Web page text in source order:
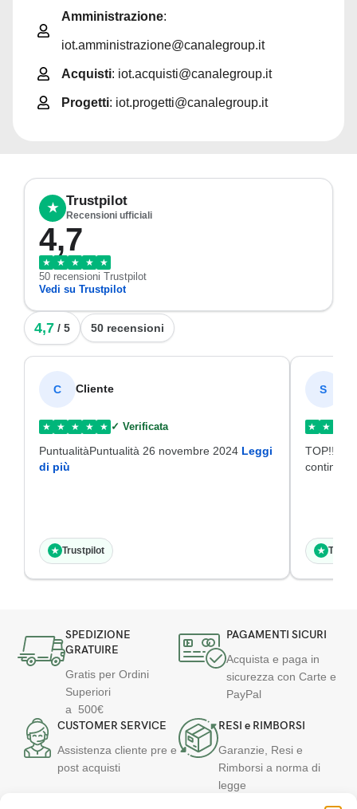
Amministrazione:
iot.amministrazione@canalegroup.it
Acquisti: iot.acquisti@canalegroup.it
Progetti: iot.progetti@canalegroup.it
★ Trustpilot
Recensioni ufficiali
4,7
★ ★ ★ ★ ★
50 recensioni Trustpilot
Vedi su Trustpilot
4,7 / 5 50 recensioni
C Cliente
★ ★ ★ ★ ★ ✓ Verificata
PuntualitàPuntualità 26 novembre 2024 Leggi
di più
★ Trustpilot
S
★ ★
★
SPEDIZIONE
GRATUIRE
Gratis per Ordini
Superiori
a 500€
PAGAMENTI SICURI
Acquista e paga in
sicurezza con Carte e
PayPal
CUSTOMER SERVICE
Assistenza cliente pre e
post acquisti
RESI e RIMBORSI
Garanzie, Resi e
Rimborsi a norma di
legge